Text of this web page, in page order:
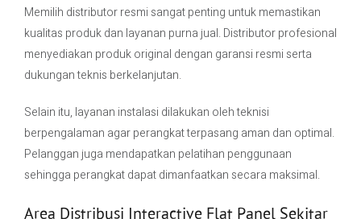
Memilih distributor resmi sangat penting untuk memastikan
kualitas produk dan layanan purna jual. Distributor profesional
menyediakan produk original dengan garansi resmi serta
dukungan teknis berkelanjutan.
Selain itu, layanan instalasi dilakukan oleh teknisi
berpengalaman agar perangkat terpasang aman dan optimal.
Pelanggan juga mendapatkan pelatihan penggunaan
sehingga perangkat dapat dimanfaatkan secara maksimal.
Area Distribusi Interactive Flat Panel Sekitar